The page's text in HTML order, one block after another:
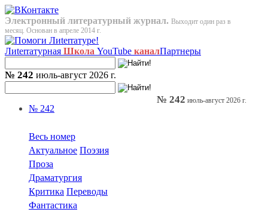
Электронный литературный журнал. Выходит один раз в
месяц. Основан в апреле 2014 г.
Лиterraтурная Школа YouTube каналПартнеры
№ 242 июль-август 2026 г.
№ 242
Весь номер
Актуальное Поэзия
Проза
Драматургия
Критика Переводы
Фантастика
№ 242 июль-август 2026 г.